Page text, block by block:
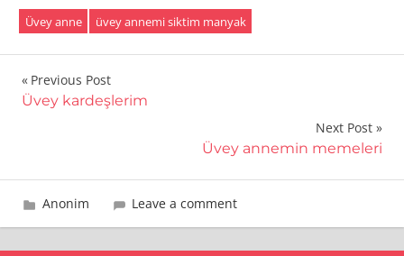
Üvey anne üvey annemi siktim manyak
Yazı
Previous Post
Üvey kardeşlerim
Next Post
Üvey annemin memeleri
19 Ekim 2009
admin
Anonim Leave a comment